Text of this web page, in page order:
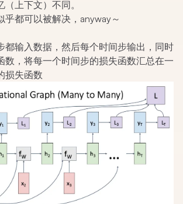
上下文）不同。
乎都可以被解决，anyway～
都输入数据，然后每个时间步输出，同时
数，将每一个时间步的损失函数汇总在一
损失函数